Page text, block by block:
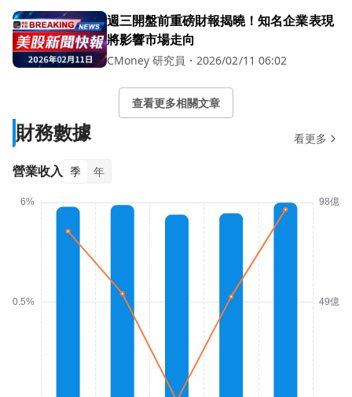
週三開盤前重磅財報揭曉！知名企業表現
將影響市場走向
CMoney 研究員 ・ 2026/02/11 06:02
查看更多相關文章
財務數據 看更多
營業收入 季 年